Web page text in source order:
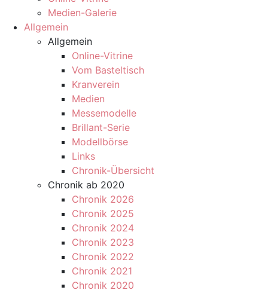
Medien-Galerie
Allgemein
Allgemein
Online-Vitrine
Vom Basteltisch
Kranverein
Medien
Messemodelle
Brillant-Serie
Modellbörse
Links
Chronik-Übersicht
Chronik ab 2020
Chronik 2026
Chronik 2025
Chronik 2024
Chronik 2023
Chronik 2022
Chronik 2021
Chronik 2020